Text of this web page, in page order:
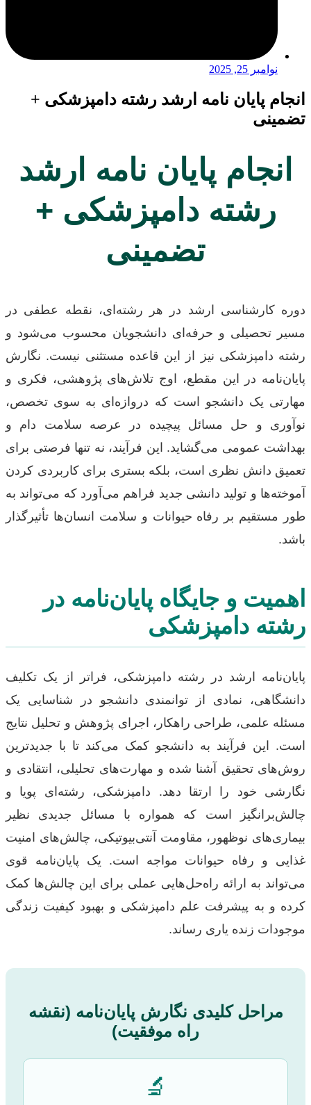
نوامبر 25, 2025
انجام پایان نامه ارشد رشته دامپزشکی +
تضمینی
انجام پایان نامه ارشد
رشته دامپزشکی +
تضمینی
دوره کارشناسی ارشد در هر رشته‌ای، نقطه عطفی در
مسیر تحصیلی و حرفه‌ای دانشجویان محسوب می‌شود و
رشته دامپزشکی نیز از این قاعده مستثنی نیست. نگارش
پایان‌نامه در این مقطع، اوج تلاش‌های پژوهشی، فکری و
مهارتی یک دانشجو است که دروازه‌ای به سوی تخصص،
نوآوری و حل مسائل پیچیده در عرصه سلامت دام و
بهداشت عمومی می‌گشاید. این فرآیند، نه تنها فرصتی برای
تعمیق دانش نظری است، بلکه بستری برای کاربردی کردن
آموخته‌ها و تولید دانشی جدید فراهم می‌آورد که می‌تواند به
طور مستقیم بر رفاه حیوانات و سلامت انسان‌ها تأثیرگذار
باشد.
اهمیت و جایگاه پایان‌نامه در
رشته دامپزشکی
پایان‌نامه ارشد در رشته دامپزشکی، فراتر از یک تکلیف
دانشگاهی، نمادی از توانمندی دانشجو در شناسایی یک
مسئله علمی، طراحی راهکار، اجرای پژوهش و تحلیل نتایج
است. این فرآیند به دانشجو کمک می‌کند تا با جدیدترین
روش‌های تحقیق آشنا شده و مهارت‌های تحلیلی، انتقادی و
نگارشی خود را ارتقا دهد. دامپزشکی، رشته‌ای پویا و
چالش‌برانگیز است که همواره با مسائل جدیدی نظیر
بیماری‌های نوظهور، مقاومت آنتی‌بیوتیکی، چالش‌های امنیت
غذایی و رفاه حیوانات مواجه است. یک پایان‌نامه قوی
می‌تواند به ارائه راه‌حل‌هایی عملی برای این چالش‌ها کمک
کرده و به پیشرفت علم دامپزشکی و بهبود کیفیت زندگی
موجودات زنده یاری رساند.
مراحل کلیدی نگارش پایان‌نامه (نقشه
راه موفقیت)
🔬